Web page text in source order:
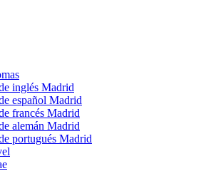
inglés Madrid
español Madrid
francés Madrid
alemán Madrid
portugués Madrid